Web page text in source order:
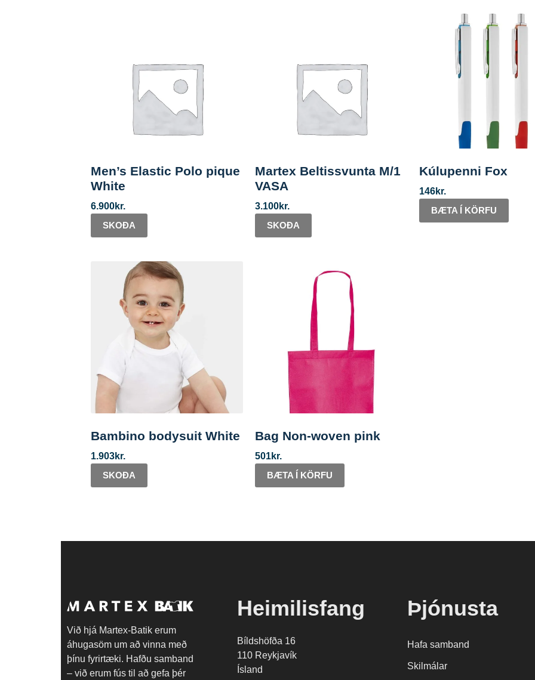
Men’s Elastic Polo pique
White
6.900kr.
SKOÐA
Martex Beltissvunta M/1
VASA
3.100kr.
SKOÐA
Kúlupenni Fox
146kr.
BÆTA Í KÖRFU
Bambino bodysuit White
1.903kr.
SKOÐA
Bag Non-woven pink
501kr.
BÆTA Í KÖRFU
Við hjá Martex-Batik erum
áhugasöm um að vinna með
þínu fyrirtæki. Hafðu samband
– við erum fús til að gefa þér
Heimilisfang
Bíldshöfða 16
110 Reykjavík
Ísland
Þjónusta
Hafa samband
Skilmálar